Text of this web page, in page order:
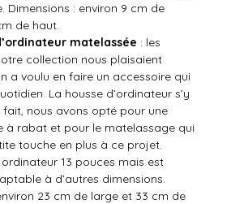
Dimensions : environ 9 cm de
de haut.
matelassée : les
collection nous plaisaient
a voulu en faire un accessoire qui
La housse d’ordinateur s’y
nous avons opté pour une
à rabat et pour le matelassage qui
touche en plus à ce projet.
13 pouces mais est
à d’autres dimensions.
23 cm de large et 33 cm de